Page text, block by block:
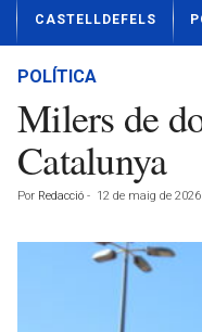
t
CASTELLDEFELS
POLÍTICA
Milers de
Catalunya
Por Redacció - 12 de maig de 2026